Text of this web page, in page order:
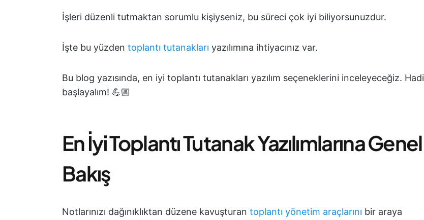
İşleri düzenli tutmaktan sorumlu kişiyseniz, bu süreci çok iyi biliyorsunuzdur.
İşte bu yüzden toplantı tutanakları yazılımına ihtiyacınız var.
Bu blog yazısında, en iyi toplantı tutanakları yazılım seçeneklerini inceleyeceğiz. Hadi
başlayalım! 💪🏼
En İyi Toplantı Tutanak Yazılımlarına Genel
Bakış
Notlarınızı dağınıklıktan düzene kavuşturan toplantı yönetim araçlarını bir araya